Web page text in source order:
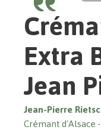
Extra
Jean
Jean-Pierre
Crémant d'Alsace